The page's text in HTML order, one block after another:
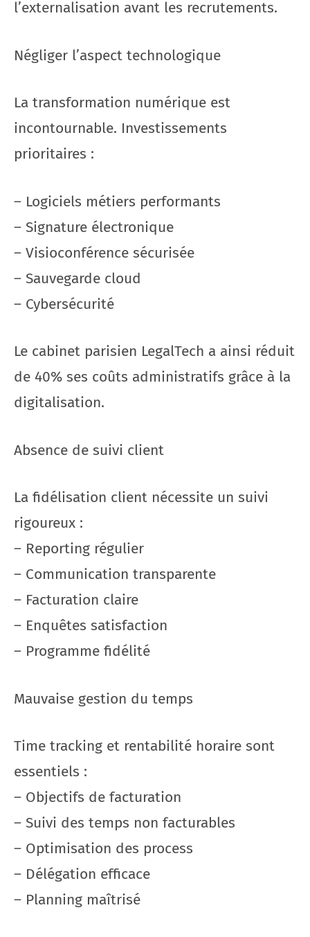
l’externalisation avant les recrutements.
Négliger l’aspect technologique
La transformation numérique est
incontournable. Investissements
prioritaires :
– Logiciels métiers performants
– Signature électronique
– Visioconférence sécurisée
– Sauvegarde cloud
– Cybersécurité
Le cabinet parisien LegalTech a ainsi réduit
de 40% ses coûts administratifs grâce à la
digitalisation.
Absence de suivi client
La fidélisation client nécessite un suivi
rigoureux :
– Reporting régulier
– Communication transparente
– Facturation claire
– Enquêtes satisfaction
– Programme fidélité
Mauvaise gestion du temps
Time tracking et rentabilité horaire sont
essentiels :
– Objectifs de facturation
– Suivi des temps non facturables
– Optimisation des process
– Délégation efficace
– Planning maîtrisé